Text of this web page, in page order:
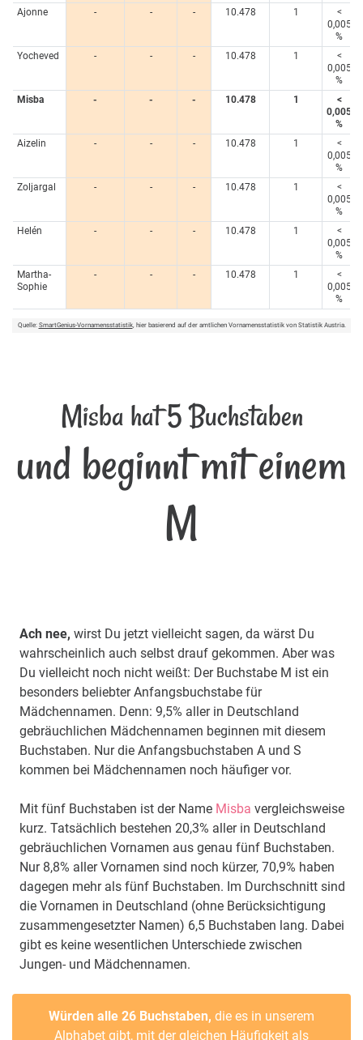
Ajonne
- - - 10.478 1
<
0,005
%
Yocheved
- - - 10.478 1
<
0,005
%
Misba
- - - 10.478 1
<
0,005
%
Aizelin
- - - 10.478 1
<
0,005
%
Zoljargal
- - - 10.478 1
<
0,005
%
Helén
- - - 10.478 1
<
0,005
%
Martha-
Sophie
- - - 10.478 1
<
0,005
%
Quelle: SmartGenius-Vornamensstatistik, hier basierend auf der amtlichen Vornamensstatistik von Statistik Austria.
Misba hat 5 Buchstaben
und beginnt mit einem
M
Ach nee, wirst Du jetzt vielleicht sagen, da wärst Du
wahrscheinlich auch selbst drauf gekommen. Aber was
Du vielleicht noch nicht weißt: Der Buchstabe M ist ein
besonders beliebter Anfangsbuchstabe für
Mädchennamen. Denn: 9,5% aller in Deutschland
gebräuchlichen Mädchennamen beginnen mit diesem
Buchstaben. Nur die Anfangsbuchstaben A und S
kommen bei Mädchennamen noch häufiger vor.
Mit fünf Buchstaben ist der Name Misba vergleichsweise
kurz. Tatsächlich bestehen 20,3% aller in Deutschland
gebräuchlichen Vornamen aus genau fünf Buchstaben.
Nur 8,8% aller Vornamen sind noch kürzer, 70,9% haben
dagegen mehr als fünf Buchstaben. Im Durchschnitt sind
die Vornamen in Deutschland (ohne Berücksichtigung
zusammengesetzter Namen) 6,5 Buchstaben lang. Dabei
gibt es keine wesentlichen Unterschiede zwischen
Jungen- und Mädchennamen.
Würden alle 26 Buchstaben, die es in unserem
Alphabet gibt, mit der gleichen Häufigkeit als